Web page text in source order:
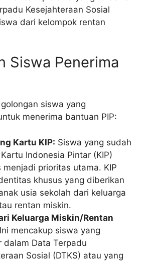
Kesejahteraan Sosial
dari kelompok rentan
Siswa Penerima
siswa yang
menerima bantuan PIP:
Kartu KIP: Siswa yang sudah
Indonesia Pintar (KIP)
menjadi prioritas utama. KIP
khusus yang diberikan
usia sekolah dari keluarga
rentan miskin.
Keluarga Miskin/Rentan
Ini mencakup siswa yang
dalam Data Terpadu
Sosial (DTKS) atau yang